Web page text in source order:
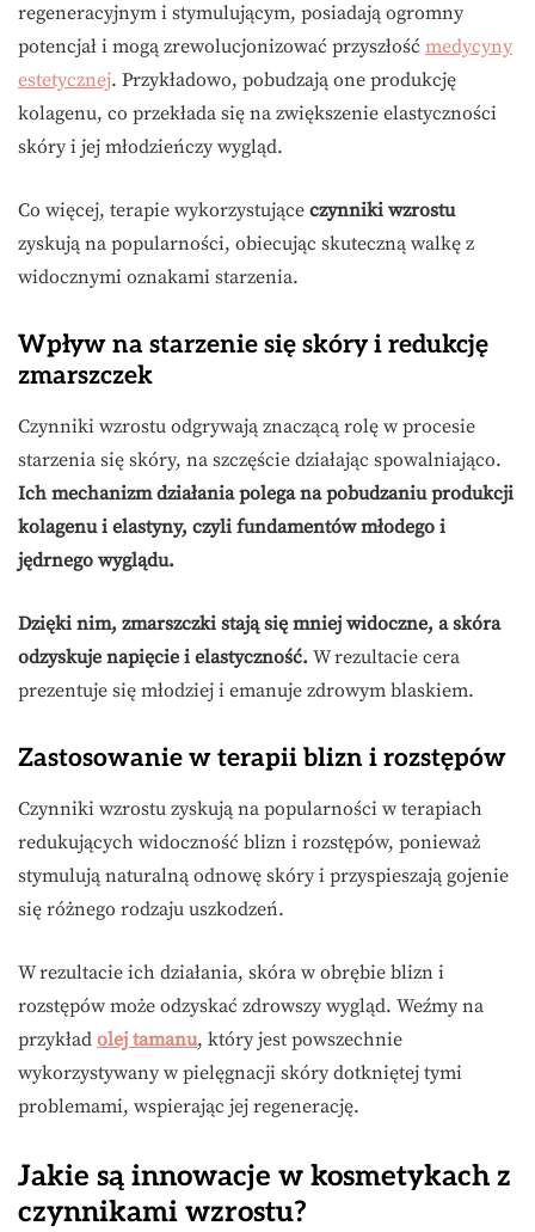
regeneracyjnym i stymulującym, posiadają ogromny
potencjał i mogą zrewolucjonizować przyszłość medycyny
estetycznej. Przykładowo, pobudzają one produkcję
kolagenu, co przekłada się na zwiększenie elastyczności
skóry i jej młodzieńczy wygląd.
Co więcej, terapie wykorzystujące czynniki wzrostu
zyskują na popularności, obiecując skuteczną walkę z
widocznymi oznakami starzenia.
Wpływ na starzenie się skóry i redukcję
zmarszczek
Czynniki wzrostu odgrywają znaczącą rolę w procesie
starzenia się skóry, na szczęście działając spowalniająco.
Ich mechanizm działania polega na pobudzaniu produkcji
kolagenu i elastyny, czyli fundamentów młodego i
jędrnego wyglądu.
Dzięki nim, zmarszczki stają się mniej widoczne, a skóra
odzyskuje napięcie i elastyczność. W rezultacie cera
prezentuje się młodziej i emanuje zdrowym blaskiem.
Zastosowanie w terapii blizn i rozstępów
Czynniki wzrostu zyskują na popularności w terapiach
redukujących widoczność blizn i rozstępów, ponieważ
stymulują naturalną odnowę skóry i przyspieszają gojenie
się różnego rodzaju uszkodzeń.
W rezultacie ich działania, skóra w obrębie blizn i
rozstępów może odzyskać zdrowszy wygląd. Weźmy na
przykład olej tamanu, który jest powszechnie
wykorzystywany w pielęgnacji skóry dotkniętej tymi
problemami, wspierając jej regenerację.
Jakie są innowacje w kosmetykach z
czynnikami wzrostu?